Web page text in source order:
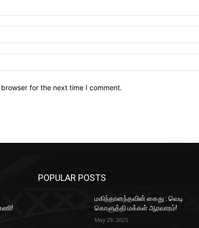
for the next time I comment.
POPULAR POSTS
மகிந்தானந்தவின் கைது : வெடி
கொளுத்தி மக்கள் ஆரவாரம்!
May 29, 2025